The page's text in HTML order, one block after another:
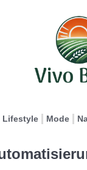
Lifestyle Mode